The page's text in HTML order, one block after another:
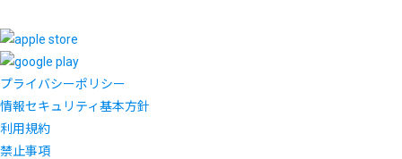
プライバシーポリシー
情報セキュリティ基本方針
利用規約
禁止事項